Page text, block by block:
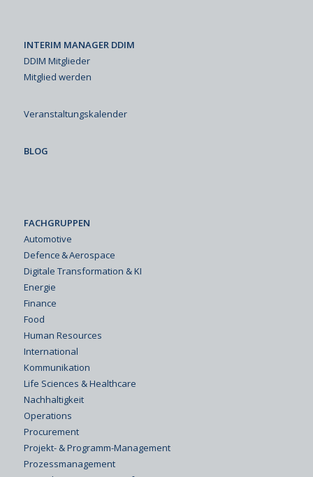
INTERIM MANAGER DDIM
DDIM Mitglieder
Mitglied werden
Veranstaltungskalender
BLOG
FACHGRUPPEN
Automotive
Defence & Aerospace
Digitale Transformation & KI
Energie
Finance
Food
Human Resources
International
Kommunikation
Life Sciences & Healthcare
Nachhaltigkeit
Operations
Procurement
Projekt- & Programm-Management
Prozessmanagement